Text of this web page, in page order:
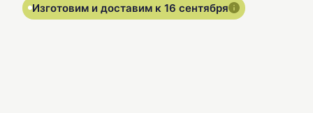
Изготовим и доставим к 16 сентября